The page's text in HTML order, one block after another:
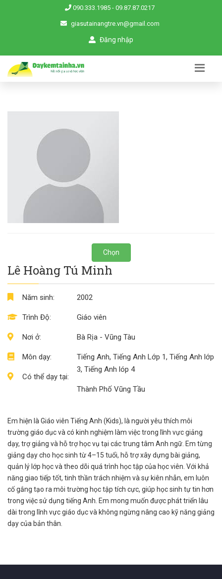
090.333.1985 - 09.87.87.0217
giasutainangtre.vn@gmail.com
Đăng nhập
Chọn
Lê Hoàng Tú Minh
Năm sinh:
Trình Độ:
Nơi ở:
Môn dạy:
Có thể dạy tại:
2002
Giáo viên
Bà Rịa - Vũng Tàu
Tiếng Anh, Tiếng Anh Lớp 1, Tiếng Anh lớp
3, Tiếng Anh lóp 4
Thành Phố Vũng Tầu
Em hiện là Giáo viên Tiếng Anh (Kids), là người yêu thích môi
trường giáo dục và có kinh nghiệm làm việc trong lĩnh vực giảng
dạy, trợ giảng và hỗ trợ học vụ tại các trung tâm Anh ngữ. Em từng
giảng dạy cho học sinh từ 4–15 tuổi, hỗ trợ xây dựng bài giảng,
quản lý lớp học và theo dõi quá trình học tập của học viên. Với khả
năng giao tiếp tốt, tinh thần trách nhiệm và sự kiên nhẫn, em luôn
cố gắng tạo ra môi trường học tập tích cực, giúp học sinh tự tin hơn
trong việc sử dụng tiếng Anh. Em mong muốn được phát triển lâu
dài trong lĩnh vực giáo dục và không ngừng nâng cao kỹ năng giảng
dạy của bản thân.